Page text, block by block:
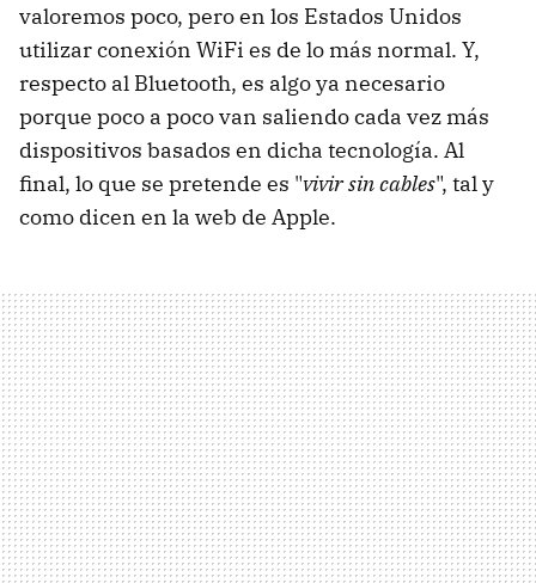
valoremos poco, pero en los Estados Unidos
utilizar conexión WiFi es de lo más normal. Y,
respecto al Bluetooth, es algo ya necesario
porque poco a poco van saliendo cada vez más
dispositivos basados en dicha tecnología. Al
final, lo que se pretende es "vivir sin cables", tal y
como dicen en la web de Apple.